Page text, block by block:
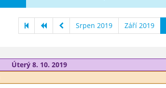
Srpen 2019 Září 2019
Úterý 8. 10. 2019